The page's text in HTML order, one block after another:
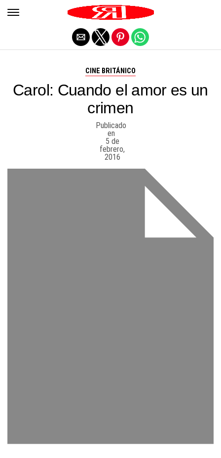
CINE BRITÁNICO
Carol: Cuando el amor es un
crimen
Publicado
en
5 de
febrero,
2016
Salir de la versión móvil